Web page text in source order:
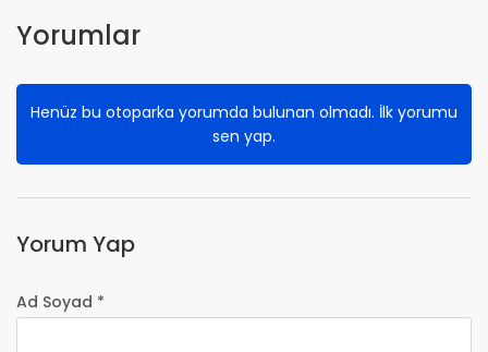
Yorumlar
Henüz bu otoparka yorumda bulunan olmadı. İlk yorumu
sen yap.
Yorum Yap
Ad Soyad *